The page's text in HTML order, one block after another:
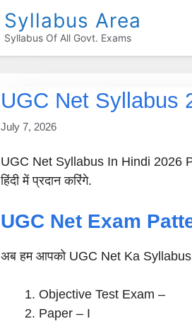
Syllabus Area
Syllabus Of All Govt. Exams
UGC Net Syllabus
July 7, 2026
UGC Net Syllabus In Hindi 2026
हिंदी में प्रदान करिंगे.
UGC Net Exam
अब हम आपको UGC Net Ka Syllabus
Objective Test Exam –
Paper – I